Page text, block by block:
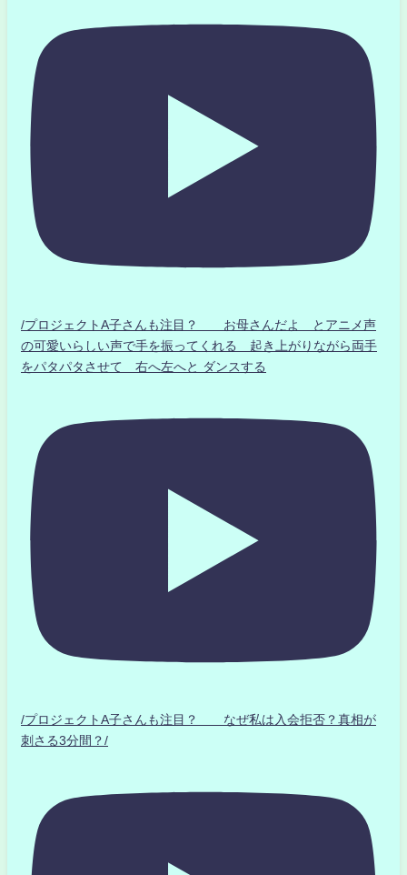
/プロジェクトA子さんも注目？ お母さんだよ とアニメ声
の可愛いらしい声で手を振ってくれる 起き上がりながら両手
をパタパタさせて 右へ左へと ダンスする
/プロジェクトA子さんも注目？ なぜ私は入会拒否？真相が
刺さる3分間？/